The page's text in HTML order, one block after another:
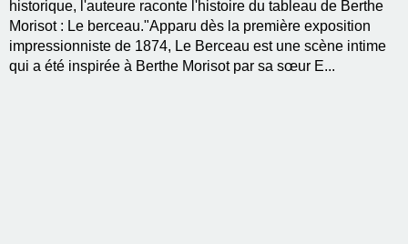
historique, l'auteure raconte l'histoire du tableau de Berthe
Morisot : Le berceau."Apparu dès la première exposition
impressionniste de 1874, Le Berceau est une scène intime
qui a été inspirée à Berthe Morisot par sa sœur E...